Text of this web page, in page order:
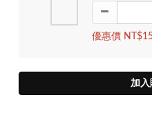
優惠價
加